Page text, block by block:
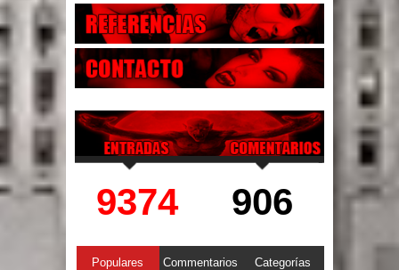
9374 906
Populares Commentarios Categorías